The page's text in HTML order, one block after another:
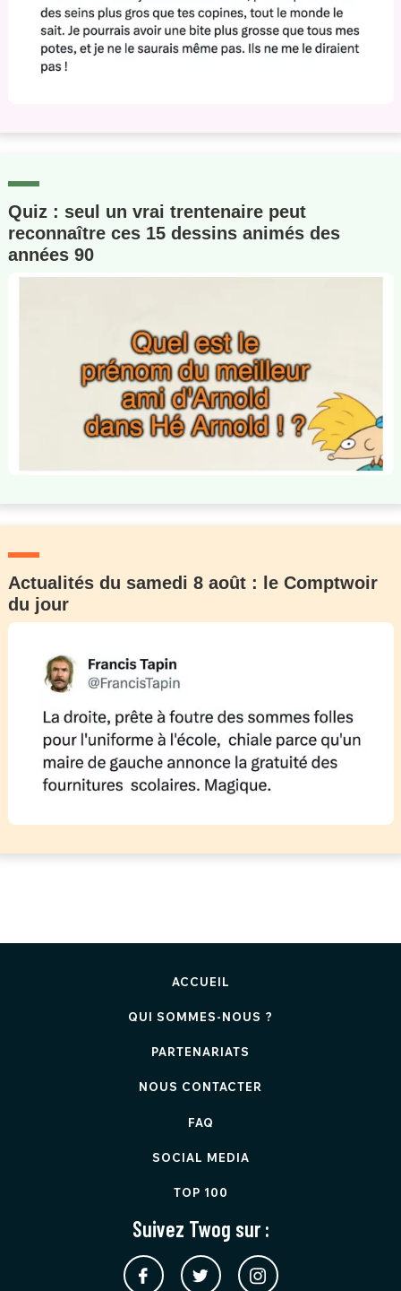
Quiz : seul un vrai trentenaire peut
reconnaître ces 15 dessins animés des
années 90
Actualités du samedi 8 août : le Comptwoir
du jour
ACCUEIL
QUI SOMMES-NOUS ?
PARTENARIATS
NOUS CONTACTER
FAQ
SOCIAL MEDIA
TOP 100
Suivez Twog sur :